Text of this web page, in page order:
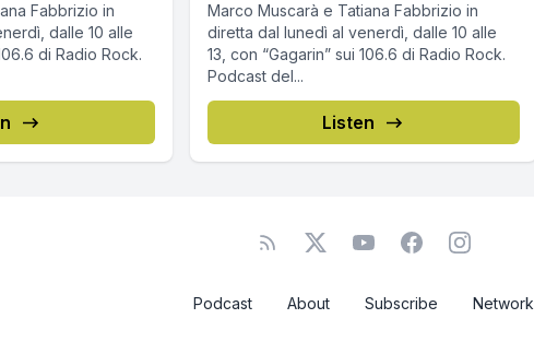
Fabbrizio in
dalle 10 alle
di Radio Rock.
Marco Muscarà e Tatiana Fabbrizio in
diretta dal lunedì al venerdì, dalle 10 alle
13, con “Gagarin” sui 106.6 di Radio Rock.
Podcast del...
Listen
Podcast About Subscribe Network